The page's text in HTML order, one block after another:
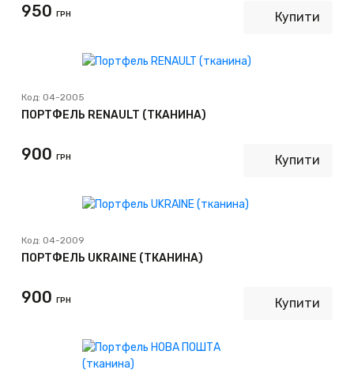
950 ГРН Купити
Код: 04-2005
ПОРТФЕЛЬ RENAULT (ТКАНИНА)
900 ГРН Купити
Код: 04-2009
ПОРТФЕЛЬ UKRAINE (ТКАНИНА)
900 ГРН Купити